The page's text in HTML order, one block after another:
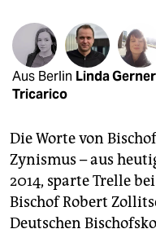
shop
fragen & hilfe
unterstützen
genossenschaft
epaper login
Aus Berlin Linda Gerner
Tricarico
Die Worte von
Zynismus – aus
2014, sparte Trelle
Bischof Robert
Deutschen